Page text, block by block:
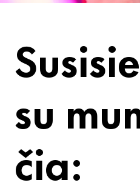
su
čia: